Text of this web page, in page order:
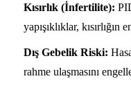
Kısırlık (İnfertilite):
yapışıklıklar,
Dış Gebelik Riski:
rahme ulaşmasını